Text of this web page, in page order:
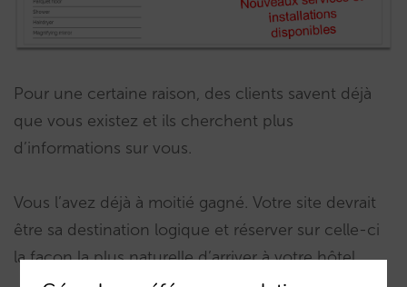
Pour une certaine raison, des clients savent déjà
que vous existez et ils cherchent plus
d’informations sur vous.
Vous l’avez déjà à moitié gagné. Votre site devrait
être sa destination logique et réserver sur celle-ci
la façon la plus naturelle d’arriver à votre hôtel.